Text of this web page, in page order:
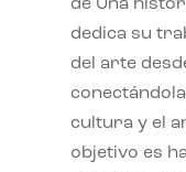
de Una
dedica su
del arte
cultura y el
objetivo es